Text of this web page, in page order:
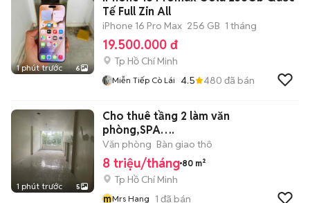
1 phút trước 6
Tế Full Zin All
iPhone 16 Pro Max 256 GB 1 tháng
19.500.000 đ
Tp Hồ Chí Minh
Miễn Tiếp Cò Lái 4.5 480 đã bán
1 phút trước 5
Cho thuê tầng 2 làm văn
phòng,SPA….
Văn phòng Bàn giao thô
8 triệu/tháng 80 m²
Tp Hồ Chí Minh
mMrs Hang 1 đã bán